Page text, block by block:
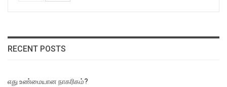
RECENT POSTS
எது உண்மையான நாகரிகம்?